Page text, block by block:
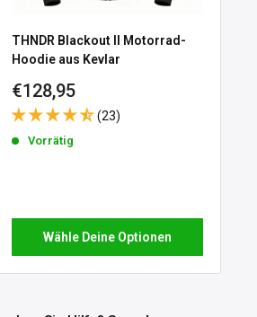
THNDR Blackout II Motorrad-
Hoodie aus Kevlar
Sonderpreis
€128,95
(23)
Vorrätig
Wähle Deine Optionen